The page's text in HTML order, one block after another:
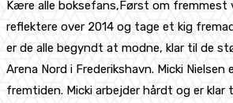
Kære alle boksefans,Først om
reflektere over 2014 og tage et kig
er de alle begyndt at modne, klar til de
Arena Nord i Frederikshavn. Micki
fremtiden. Micki arbejder hårdt og er